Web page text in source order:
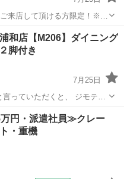
和店からの出品となりま
イニングセット
和店【M206】ダイニング
イス２脚付き
7月25日
っていただくと、 ジモティ
入が可能です。
ただい
ニングセット サカイ
円・派遣社員≫クレー
・重機